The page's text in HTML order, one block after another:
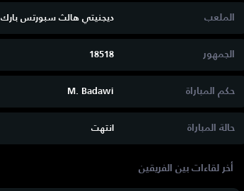
الملعب ديجنيتي هالث سبورتس بارك
الجمهور 18518
حكم المباراة M. Badawi
حالة المباراة انتهت
أخر لقاءات بين الفريقين